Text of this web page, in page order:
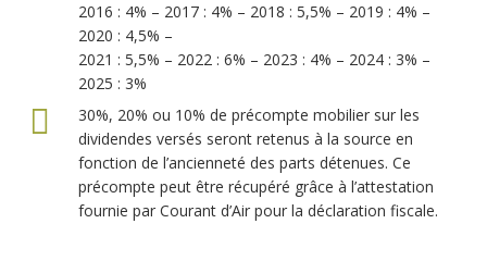
2016 : 4% – 2017 : 4% – 2018 : 5,5% – 2019 : 4% –
2020 : 4,5% –
2021 : 5,5% – 2022 : 6% – 2023 : 4% – 2024 : 3% –
2025 : 3%
30%, 20% ou 10% de précompte mobilier sur les
dividendes versés seront retenus à la source en
fonction de l’ancienneté des parts détenues. Ce
précompte peut être récupéré grâce à l’attestation
fournie par Courant d’Air pour la déclaration fiscale.